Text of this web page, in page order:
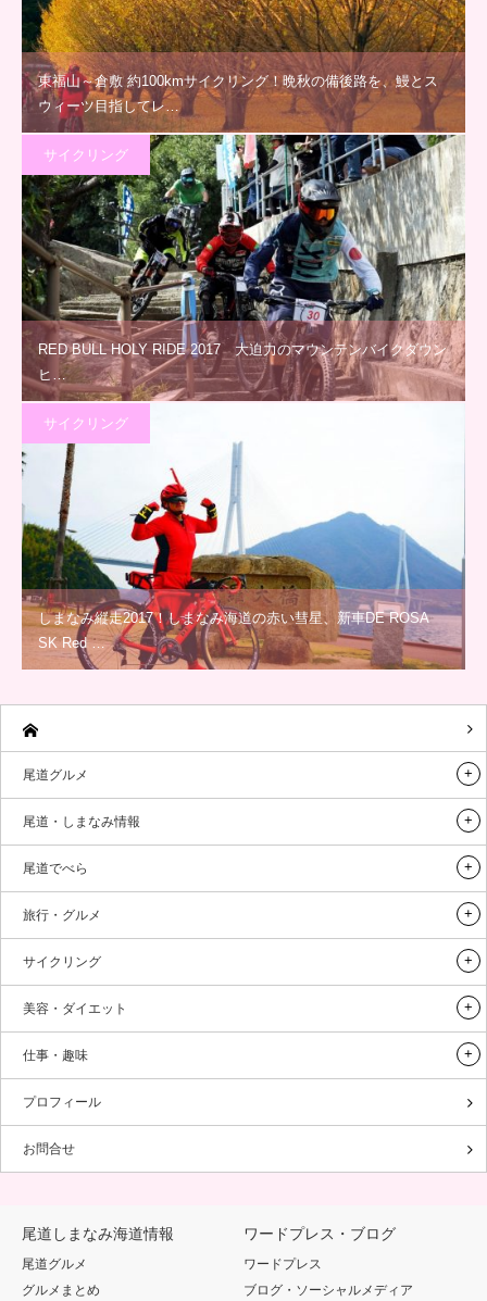
東福山～倉敷 約100kmサイクリング！晩秋の備後路を、鰻とス
ウィーツ目指してレ…
サイクリング
RED BULL HOLY RIDE 2017 大迫力のマウンテンバイクダウン
ヒ…
サイクリング
しまなみ縦走2017！しまなみ海道の赤い彗星、新車DE ROSA
SK Red …
尾道グルメ
尾道・しまなみ情報
尾道でべら
旅行・グルメ
サイクリング
美容・ダイエット
仕事・趣味
プロフィール
お問合せ
尾道しまなみ海道情報
尾道グルメ
グルメまとめ
ワードプレス・ブログ
ワードプレス
ブログ・ソーシャルメディア